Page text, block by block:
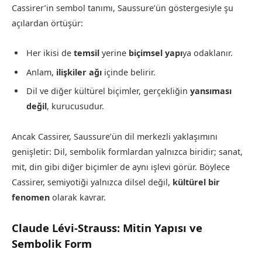
Cassirer’in sembol tanımı, Saussure’ün göstergesiyle şu
açılardan örtüşür:
Her ikisi de temsil yerine biçimsel yapıya odaklanır.
Anlam, ilişkiler ağı içinde belirir.
Dil ve diğer kültürel biçimler, gerçekliğin yansıması
değil, kurucusudur.
Ancak Cassirer, Saussure’ün dil merkezli yaklaşımını
genişletir: Dil, sembolik formlardan yalnızca biridir; sanat,
mit, din gibi diğer biçimler de aynı işlevi görür. Böylece
Cassirer, semiyotiği yalnızca dilsel değil, kültürel bir
fenomen olarak kavrar.
Claude Lévi-Strauss: Mitin Yapısı ve
Sembolik Form